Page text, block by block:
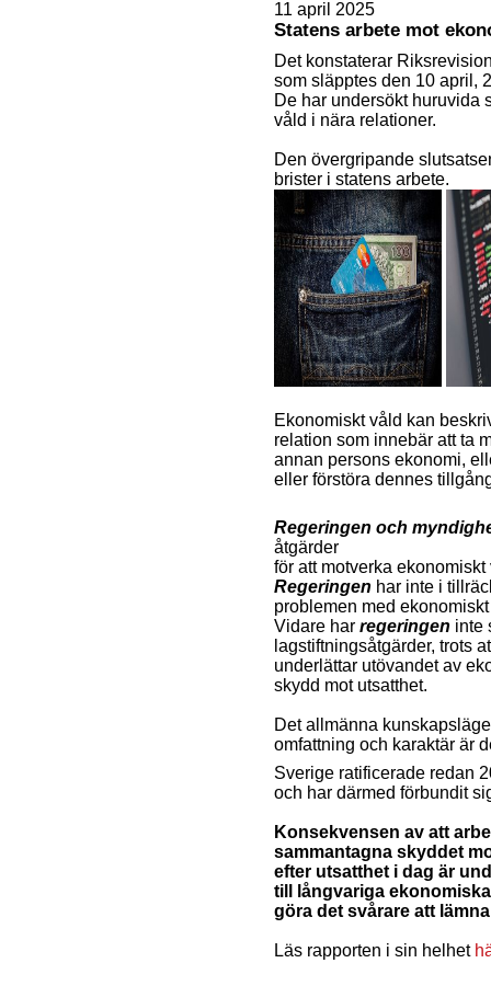
11 april 2025
Statens arbete mot
Det konstaterar
som släpptes den 10 april,
De har undersökt huruvida
våld i nära relationer.
Den övergripande
brister i statens arbete.
Ekonomiskt våld kan
relation som innebär att ta
annan persons ekonomi,
eller förstöra dennes
Regeringen och
åtgärder
för att motverka ekonomiskt
Regeringen har inte i
problemen med
Vidare har regeringen inte
lagstiftningsåtgärder, trots
underlättar utövandet av
skydd mot utsatthet.
Det allmänna
omfattning och karaktär är
Sverige ratificerade redan
och har därmed förbundit
Konsekvensen av att
sammantagna skyddet
efter utsatthet i dag är
till långvariga
göra det svårare att
Läs rapporten i sin helhet